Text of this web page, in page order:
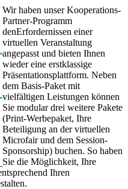
Wir haben unser Kooperations-
Partner-Programm
denErfordernissen einer
virtuellen Veranstaltung
angepasst und bieten Ihnen
wieder eine erstklassige
Präsentationsplattform. Neben
dem Basis-Paket mit
vielfältigen Leistungen können
Sie modular drei weitere Pakete
(Print-Werbepaket, Ihre
Beteiligung an der virtuellen
Microfair und dem Session-
Sponsorship) buchen. So haben
Sie die Möglichkeit, Ihre
Ihren